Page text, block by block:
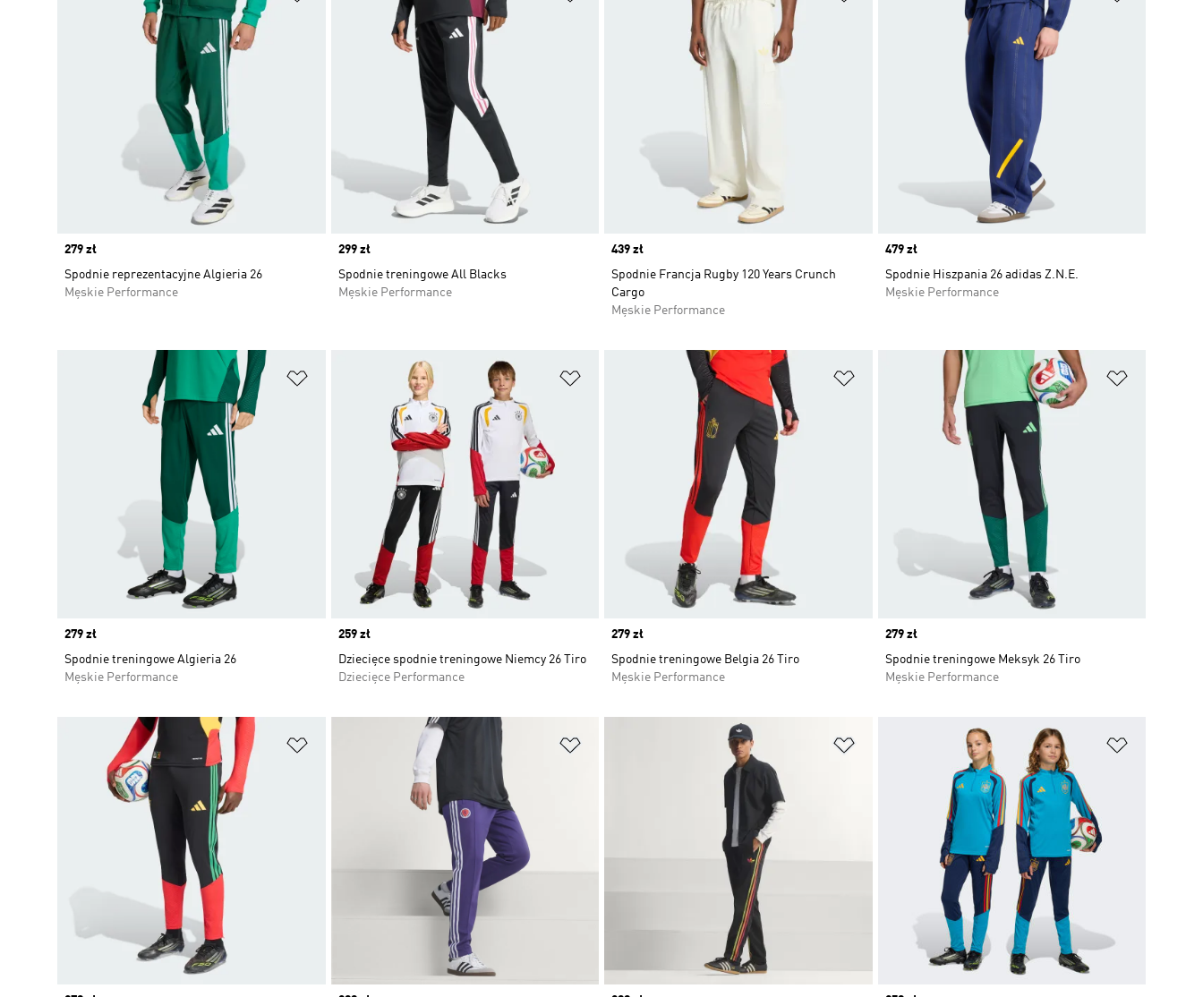
Price
279 zł
Spodnie reprezentacyjne Algieria 26
Męskie Performance
Price
299 zł
Spodnie treningowe All Blacks
Męskie Performance
Price
439 zł
Spodnie Francja Rugby 120 Years Crunch
Cargo
Męskie Performance
Price
479 zł
Spodnie Hiszpania 26 adidas Z.N.E.
Męskie Performance
Dodaj do listy życzeń
Price
279 zł
Spodnie treningowe Algieria 26
Męskie Performance
Dodaj do listy życzeń
Price
259 zł
Dziecięce spodnie treningowe Niemcy 26 Tiro
Dziecięce Performance
Dodaj do listy życzeń
Price
279 zł
Spodnie treningowe Belgia 26 Tiro
Męskie Performance
Price
279 zł
Spodnie treningowe Meksyk 26 Tiro
Męskie Performance
Dodaj do listy życzeń Dodaj do listy życzeń